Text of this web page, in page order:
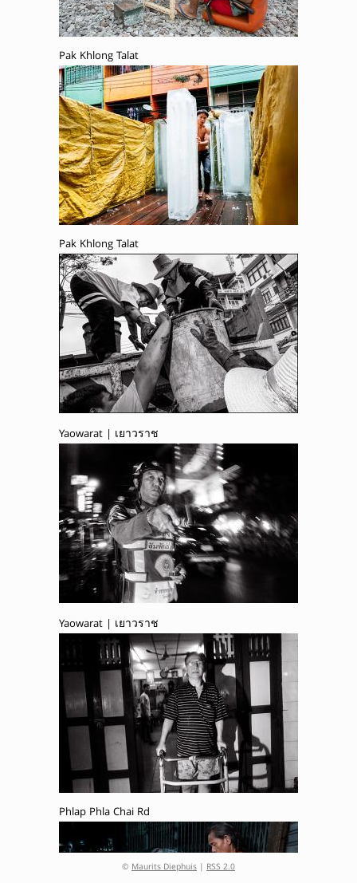
Pak Khlong Talat
Pak Khlong Talat
Yaowarat | เยาวราช
Yaowarat | เยาวราช
Phlap Phla Chai Rd
© Maurits Diephuis | RSS 2.0